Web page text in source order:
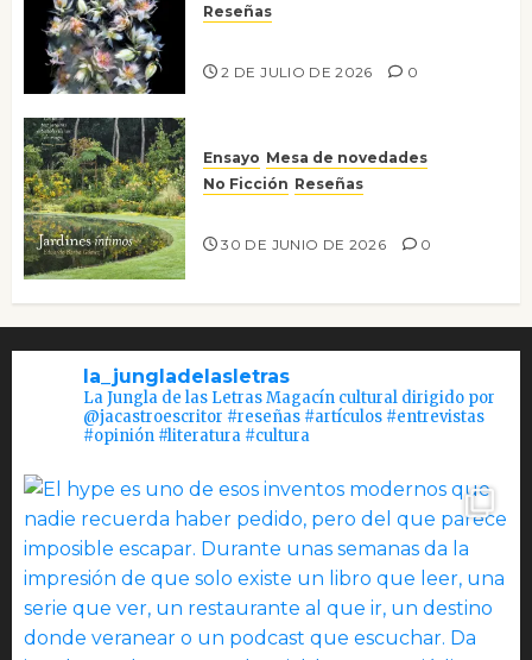
Reseñas
2 DE JULIO DE 2026 0
Ensayo Mesa de novedades
No Ficción Reseñas
30 DE JUNIO DE 2026 0
la_jungladelasletras
La Jungla de las Letras Magacín cultural dirigido por
@jacastroescritor #reseñas #artículos #entrevistas
#opinión #literatura #cultura